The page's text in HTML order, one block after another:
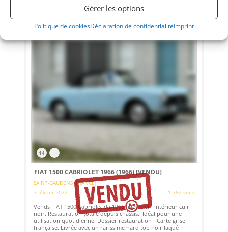
Gérer les options
Politique de cookiesDéclaration de confidentialitéImprint
14
FIAT 1500 CABRIOLET 1966 (1966)[VENDU]
SAINT-GAUDENS (FRANCE)
7 février 2022
1 782 vues
Vends FIAT 1500 Cabriolet de 1966. Bleu ciel - Intérieur cuir
noir. Restauration totale depuis châssis.. Idéal pour une
utilisation quotidienne. Dossier restauration - Carte grise
française. Livrée avec un rarissime hard top noir laqué